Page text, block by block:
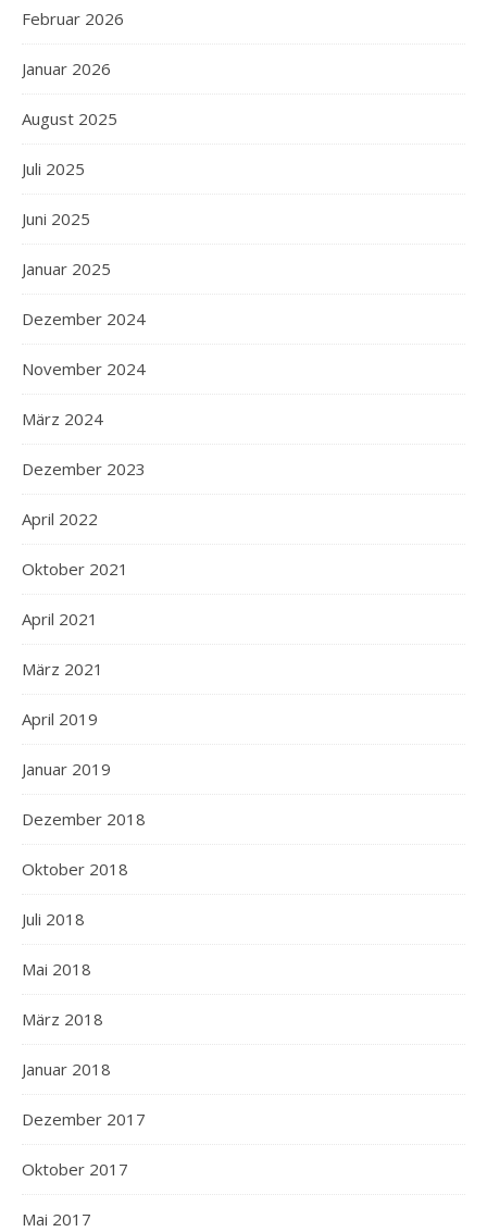
Februar 2026
Januar 2026
August 2025
Juli 2025
Juni 2025
Januar 2025
Dezember 2024
November 2024
März 2024
Dezember 2023
April 2022
Oktober 2021
April 2021
März 2021
April 2019
Januar 2019
Dezember 2018
Oktober 2018
Juli 2018
Mai 2018
März 2018
Januar 2018
Dezember 2017
Oktober 2017
Mai 2017